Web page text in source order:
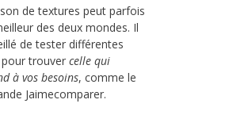
de textures peut parfois
des deux mondes. Il
de tester différentes
trouver celle qui
à vos besoins, comme le
Jaimecomparer.